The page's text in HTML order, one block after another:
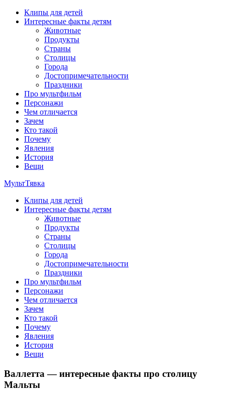
Перейти
содержимому
Клипы для детей
Интересные факты детям
Животные
Продукты
Страны
Столицы
Города
Достопримечательности
Праздники
Про мультфильм
Персонажи
Чем отличается
Зачем
Кто такой
Почему
Явления
История
Вещи
МультТявка
интересные факты про страны, столицы и города, клипы из
мультфильмов, мульт-клипы, песни из мультиков, детские
клипы, интересные факты о мультфильмах и про персонажей
мультфильмов
Клипы для детей
Интересные факты детям
Животные
Продукты
Страны
Столицы
Города
Достопримечательности
Праздники
Про мультфильм
Персонажи
Чем отличается
Зачем
Кто такой
Почему
Явления
История
Вещи
Валлетта — интересные факты про столицу
Мальты